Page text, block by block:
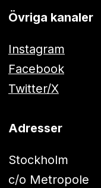
Övriga kanaler
Instagram
Facebook
Twitter/X
Adresser
Stockholm
c/o Metropole